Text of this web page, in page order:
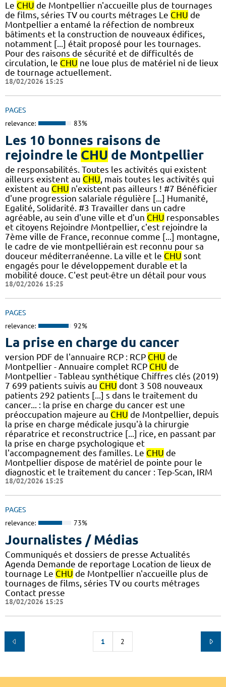
Le CHU de Montpellier n'accueille plus de tournages
de films, séries TV ou courts métrages Le CHU de
Montpellier a entamé la réfection de nombreux
bâtiments et la construction de nouveaux édifices,
notamment [...] était proposé pour les tournages.
Pour des raisons de sécurité et de difficultés de
circulation, le CHU ne loue plus de matériel ni de lieux
de tournage actuellement.
18/02/2026 15:25
PAGES
relevance: 83%
Les 10 bonnes raisons de
rejoindre le CHU de Montpellier
de responsabilités. Toutes les activités qui existent
ailleurs existent au CHU , mais toutes les activités qui
existent au CHU n'existent pas ailleurs ! #7 Bénéficier
d'une progression salariale régulière [...] Humanité,
Egalité, Solidarité. #3 Travailler dans un cadre
agréable, au sein d'une ville et d'un CHU responsables
et citoyens Rejoindre Montpellier, c'est rejoindre la
7ème ville de France, reconnue comme [...] montagne,
le cadre de vie montpelliérain est reconnu pour sa
douceur méditerranéenne. La ville et le CHU sont
engagés pour le développement durable et la
mobilité douce. C'est peut-être un détail pour vous
18/02/2026 15:25
PAGES
relevance: 92%
La prise en charge du cancer
version PDF de l'annuaire RCP : RCP CHU de
Montpellier - Annuaire complet RCP CHU de
Montpellier - Tableau synthétique Chiffres clés (2019)
7 699 patients suivis au CHU dont 3 508 nouveaux
patients 292 patients [...] s dans le traitement du
cancer... : la prise en charge du cancer est une
préoccupation majeure au CHU de Montpellier, depuis
la prise en charge médicale jusqu'à la chirurgie
réparatrice et reconstructrice [...] rice, en passant par
la prise en charge psychologique et
l'accompagnement des familles. Le CHU de
Montpellier dispose de matériel de pointe pour le
diagnostic et le traitement du cancer : Tep-Scan, IRM
18/02/2026 15:25
PAGES
relevance: 73%
Journalistes / Médias
Communiqués et dossiers de presse Actualités
Agenda Demande de reportage Location de lieux de
tournage Le CHU de Montpellier n'accueille plus de
tournages de films, séries TV ou courts métrages
Contact presse
18/02/2026 15:25
1 2